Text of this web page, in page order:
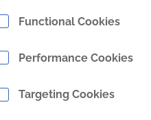
GRIPAssist™
Functional Cookies
Performance Cookies
Targeting Cookies